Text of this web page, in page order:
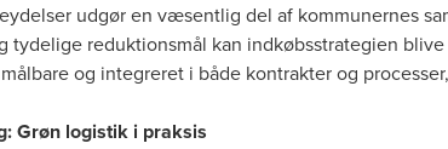
udgør en væsentlig del af kommunernes
tydelige reduktionsmål kan indkøbsstrategien
og integreret i både kontrakter og
Grøn logistik i praksis